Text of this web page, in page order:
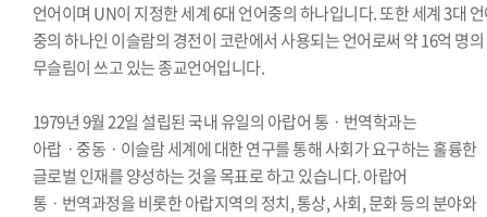
언어이며 UN이 지정한 세계 6대 언어중의 하나입니다. 또한 세계 3대
중의 하나인 이슬람의 경전이 코란에서 사용되는 언어로써 약 16억 명의
무슬림이 쓰고 있는 종교언어입니다.
1979년 9월 22일 설립된 국내 유일의 아랍어 통ㆍ번역학과는
아랍ㆍ중동ㆍ이슬람 세계에 대한 연구를 통해 사회가 요구하는 훌륭한
글로벌 인재를 양성하는 것을 목표로 하고 있습니다. 아랍어
통ㆍ번역과정을 비롯한 아랍지역의 정치, 통상, 사회, 문화 등의 분야와